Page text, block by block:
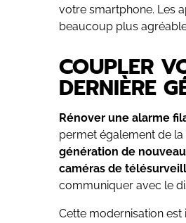
votre smartphone. Les
beaucoup plus
COUPLER
DERNIÈRE
Rénover une alarme
permet également de
génération de
caméras de
communiquer avec le
Cette modernisation